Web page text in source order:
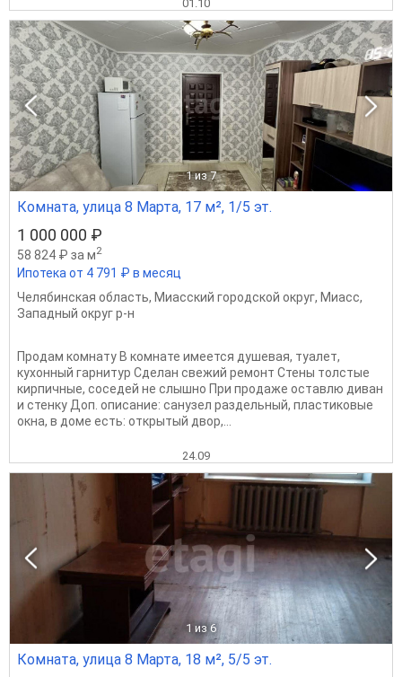
01.10
1 из 7
Комната, улица 8 Марта, 17 м², 1/5 эт.
1 000 000 ₽
58 824 ₽ за м2
Ипотека от 4 791 ₽ в месяц
Челябинская область, Миасский городской округ, Миасс,
Западный округ р-н
Продам комнату В комнате имеется душевая, туалет,
кухонный гарнитур Сделан свежий ремонт Стены толстые
кирпичные, соседей не слышно При продаже оставлю диван
и стенку Доп. описание: санузел раздельный, пластиковые
окна, в доме есть: открытый двор,...
24.09
1 из 6
Комната, улица 8 Марта, 18 м², 5/5 эт.